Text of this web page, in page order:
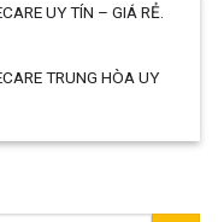
UY TÍN – GIÁ RẺ.
TRUNG HÒA UY